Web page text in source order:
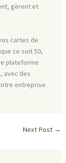
gèrent et
cartes de
ce soit 50,
plateforme
avec des
entreprise.
Next Post →